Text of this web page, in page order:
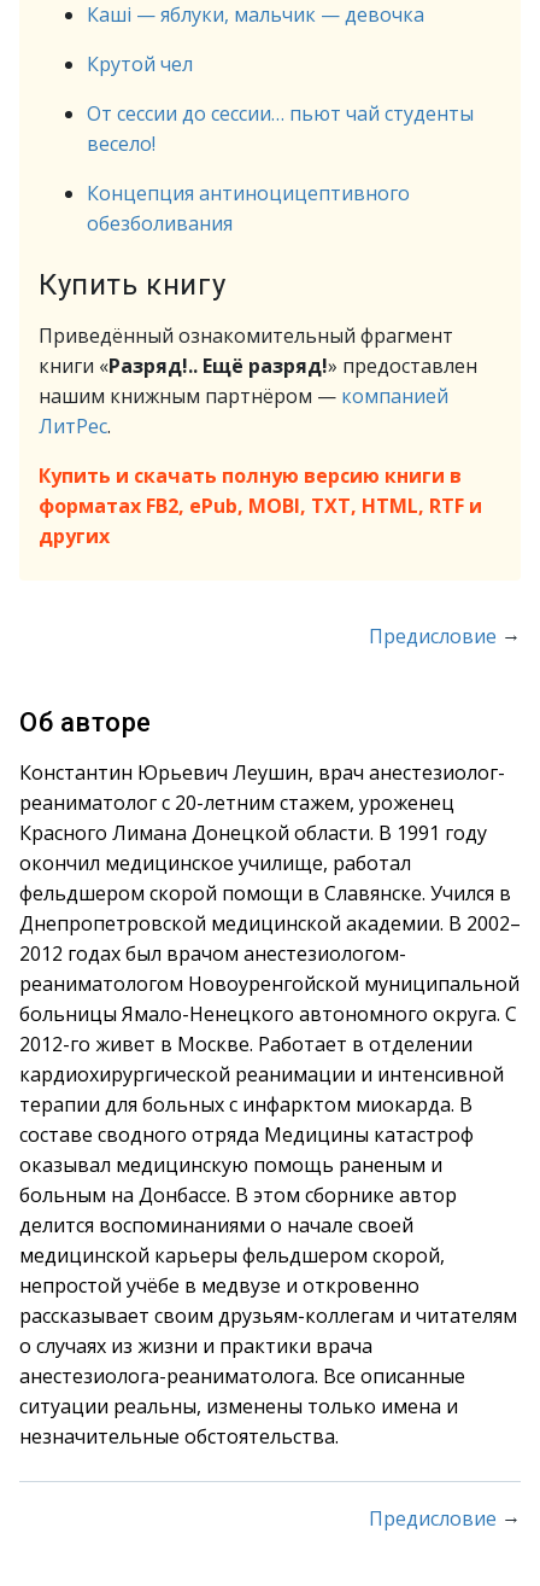
Кашi — яблуки, мальчик — девочка
Крутой чел
От сессии до сессии… пьют чай студенты
весело!
Концепция антиноцицептивного
обезболивания
Купить книгу
Приведённый ознакомительный фрагмент
книги «Разряд!.. Ещё разряд!» предоставлен
нашим книжным партнёром — компанией
ЛитРес.
Купить и скачать полную версию книги в
форматах FB2, ePub, MOBI, TXT, HTML, RTF и
других
Предисловие →
Об авторе
Константин Юрьевич Леушин, врач анестезиолог-
реаниматолог с 20-летним стажем, уроженец
Красного Лимана Донецкой области. В 1991 году
окончил медицинское училище, работал
фельдшером скорой помощи в Славянске. Учился в
Днепропетровской медицинской академии. В 2002–
2012 годах был врачом анестезиологом-
реаниматологом Новоуренгойской муниципальной
больницы Ямало-Ненецкого автономного округа. С
2012-го живет в Москве. Работает в отделении
кардиохирургической реанимации и интенсивной
терапии для больных с инфарктом миокарда. В
составе сводного отряда Медицины катастроф
оказывал медицинскую помощь раненым и
больным на Донбассе. В этом сборнике автор
делится воспоминаниями о начале своей
медицинской карьеры фельдшером скорой,
непростой учёбе в медвузе и откровенно
рассказывает своим друзьям-коллегам и читателям
о случаях из жизни и практики врача
анестезиолога-реаниматолога. Все описанные
ситуации реальны, изменены только имена и
незначительные обстоятельства.
Предисловие →